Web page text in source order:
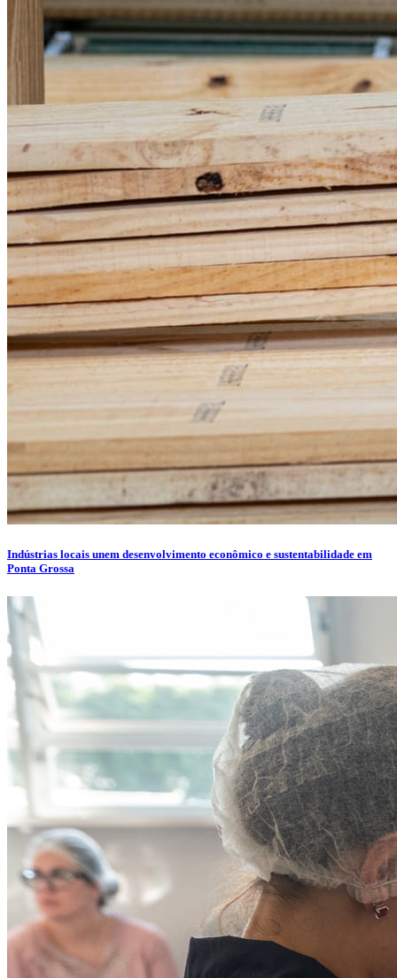
Indústrias locais unem desenvolvimento econômico e sustentabilidade em
Ponta Grossa